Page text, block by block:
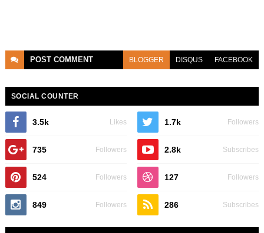
POST COMMENT BLOGGER DISQUS FACEBOOK
SOCIAL COUNTER
3.5k Likes 1.7k Followers
735 Followers 2.8k Subscribes
524 Followers 127 Followers
849 Followers 286 Subscribes